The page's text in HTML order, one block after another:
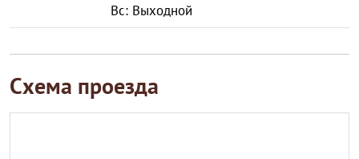
Вс: Выходной
Схема проезда